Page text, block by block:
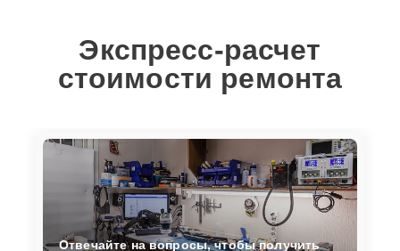
Экспресс-расчет
стоимости ремонта
Отвечайте на вопросы, чтобы получить